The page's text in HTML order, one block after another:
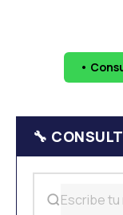
•
🔧